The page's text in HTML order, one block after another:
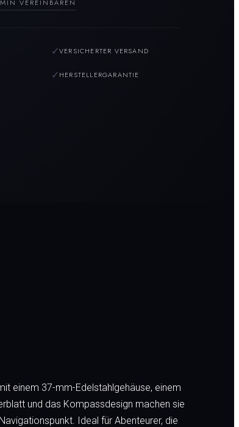
VEREINBAREN
✓VERSICHERTER VERSAND
✓HERSTELLERGARANTIE
einem 37-mm-Edelstahlgehäuse, einem
und das Kompassdesign machen sie
Ideal für Abenteurer, die